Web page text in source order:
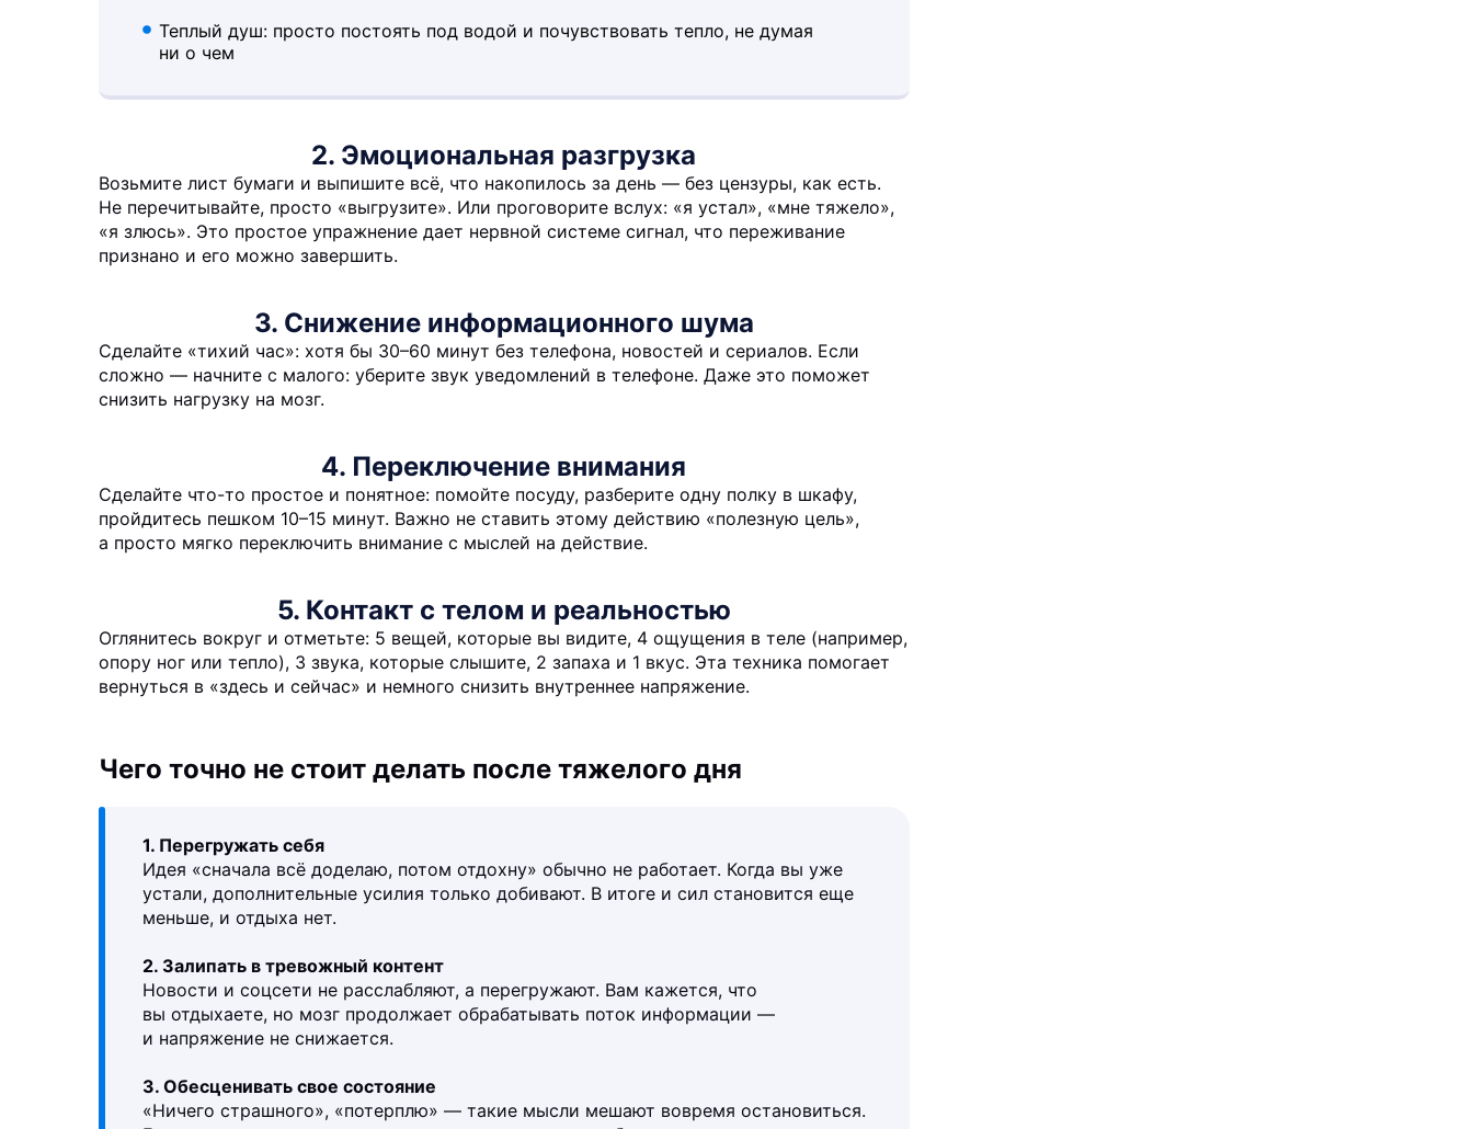
Теплый душ: просто постоять под водой и почувствовать тепло, не думая
ни о чем
2. Эмоциональная разгрузка
Возьмите лист бумаги и выпишите всё, что накопилось за день — без цензуры, как есть.
Не перечитывайте, просто «выгрузите». Или проговорите вслух: «я устал», «мне тяжело»,
«я злюсь». Это простое упражнение дает нервной системе сигнал, что переживание
признано и его можно завершить.
3. Снижение информационного шума
Сделайте «тихий час»: хотя бы 30–60 минут без телефона, новостей и сериалов. Если
сложно — начните с малого: уберите звук уведомлений в телефоне. Даже это поможет
снизить нагрузку на мозг.
4. Переключение внимания
Сделайте что-то простое и понятное: помойте посуду, разберите одну полку в шкафу,
пройдитесь пешком 10–15 минут. Важно не ставить этому действию «полезную цель»,
а просто мягко переключить внимание с мыслей на действие.
5. Контакт с телом и реальностью
Оглянитесь вокруг и отметьте: 5 вещей, которые вы видите, 4 ощущения в теле (например,
опору ног или тепло), 3 звука, которые слышите, 2 запаха и 1 вкус. Эта техника помогает
вернуться в «здесь и сейчас» и немного снизить внутреннее напряжение.
Чего точно не стоит делать после тяжелого дня
1. Перегружать себя
Идея «сначала всё доделаю, потом отдохну» обычно не работает. Когда вы уже
устали, дополнительные усилия только добивают. В итоге и сил становится еще
меньше, и отдыха нет.
2. Залипать в тревожный контент
Новости и соцсети не расслабляют, а перегружают. Вам кажется, что
вы отдыхаете, но мозг продолжает обрабатывать поток информации —
и напряжение не снижается.
3. Обесценивать свое состояние
«Ничего страшного», «потерплю» — такие мысли мешают вовремя остановиться.